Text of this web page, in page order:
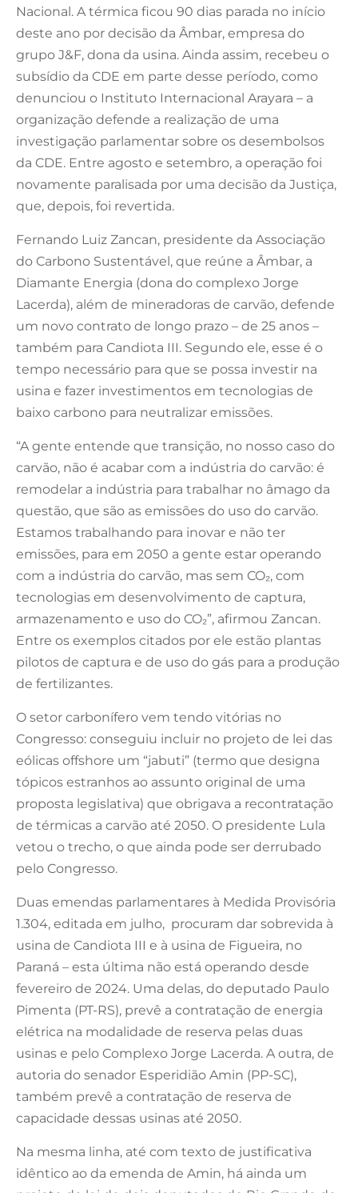
Nacional. A térmica ficou 90 dias parada no início
deste ano por decisão da Âmbar, empresa do
grupo J&F, dona da usina. Ainda assim, recebeu o
subsídio da CDE em parte desse período, como
denunciou o Instituto Internacional Arayara – a
organização defende a realização de uma
investigação parlamentar sobre os desembolsos
da CDE. Entre agosto e setembro, a operação foi
novamente paralisada por uma decisão da Justiça,
que, depois, foi revertida.
Fernando Luiz Zancan, presidente da Associação
do Carbono Sustentável, que reúne a Âmbar, a
Diamante Energia (dona do complexo Jorge
Lacerda), além de mineradoras de carvão, defende
um novo contrato de longo prazo – de 25 anos –
também para Candiota III. Segundo ele, esse é o
tempo necessário para que se possa investir na
usina e fazer investimentos em tecnologias de
baixo carbono para neutralizar emissões.
“A gente entende que transição, no nosso caso do
carvão, não é acabar com a indústria do carvão: é
remodelar a indústria para trabalhar no âmago da
questão, que são as emissões do uso do carvão.
Estamos trabalhando para inovar e não ter
emissões, para em 2050 a gente estar operando
com a indústria do carvão, mas sem CO₂, com
tecnologias em desenvolvimento de captura,
armazenamento e uso do CO₂”, afirmou Zancan.
Entre os exemplos citados por ele estão plantas
pilotos de captura e de uso do gás para a produção
de fertilizantes.
O setor carbonífero vem tendo vitórias no
Congresso: conseguiu incluir no projeto de lei das
eólicas offshore um “jabuti” (termo que designa
tópicos estranhos ao assunto original de uma
proposta legislativa) que obrigava a recontratação
de térmicas a carvão até 2050. O presidente Lula
vetou o trecho, o que ainda pode ser derrubado
pelo Congresso.
Duas emendas parlamentares à Medida Provisória
1.304, editada em julho, procuram dar sobrevida à
usina de Candiota III e à usina de Figueira, no
Paraná – esta última não está operando desde
fevereiro de 2024. Uma delas, do deputado Paulo
Pimenta (PT-RS), prevê a contratação de energia
elétrica na modalidade de reserva pelas duas
usinas e pelo Complexo Jorge Lacerda. A outra, de
autoria do senador Esperidião Amin (PP-SC),
também prevê a contratação de reserva de
capacidade dessas usinas até 2050.
Na mesma linha, até com texto de justificativa
idêntico ao da emenda de Amin, há ainda um